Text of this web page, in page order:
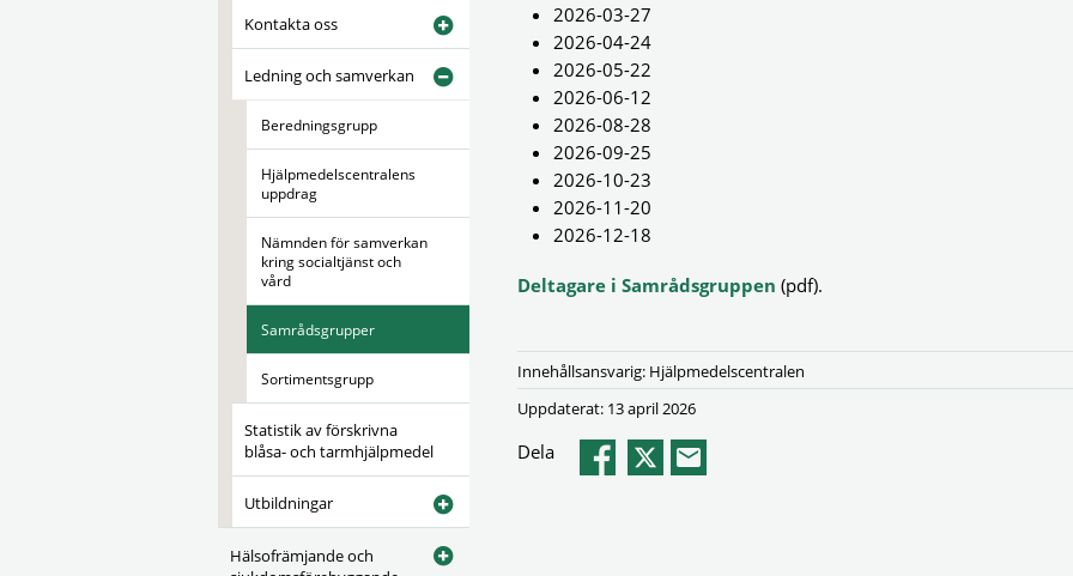
Kontakta oss
Ledning och samverkan
Beredningsgrupp
Hjälpmedelscentralens
uppdrag
Nämnden för samverkan
kring socialtjänst och
vård
Samrådsgrupper
Sortimentsgrupp
Statistik av förskrivna
blåsa- och tarmhjälpmedel
Utbildningar
Hälsofrämjande och
2026-03-27
2026-04-24
2026-05-22
2026-06-12
2026-08-28
2026-09-25
2026-10-23
2026-11-20
2026-12-18
Deltagare i Samrådsgruppen (pdf).
Innehållsansvarig: Hjälpmedelscentralen
Uppdaterat: 13 april 2026
Dela